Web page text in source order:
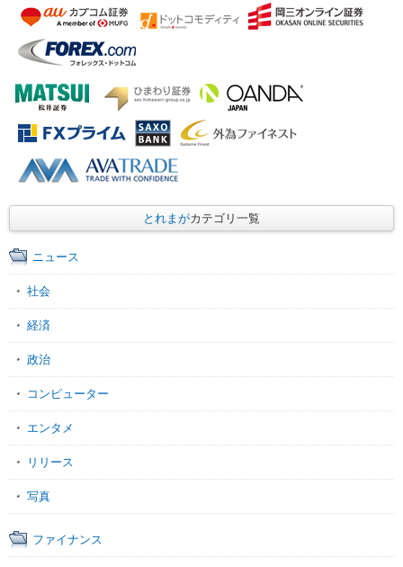
とれまがカテゴリ一覧
ニュース
社会
経済
政治
コンピューター
エンタメ
リリース
写真
ファイナンス